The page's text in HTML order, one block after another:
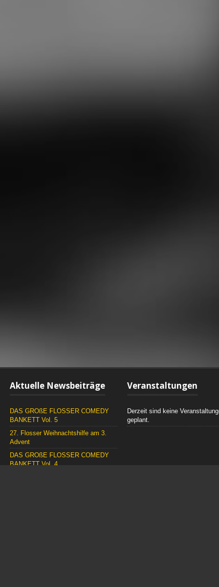
Aktuelle Newsbeiträge
DAS GROßE FLOSSER COMEDY
BANKETT Vol. 5
27. Flosser Weihnachtshilfe am 3.
Advent
DAS GROßE FLOSSER COMEDY
BANKETT Vol. 4
Veranstaltungen
Derzeit sind keine
geplant.